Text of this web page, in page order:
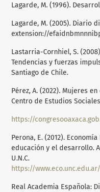
Lagarde, M. (1996).
Lagarde, M. (2005). Diario
extension://
Lastarria-Cornhiel, S.
Tendencias y fuerzas
Santiago de Chile.
Pérez, A. (2022). Mujeres
Centro de Estudios
Perona, E. (2012).
educación y el desarrollo.
U.N.C.
https://www.eco.unc.edu.ar/
Real Academia Española: